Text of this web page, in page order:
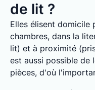
de lit ?
Elles élisent domicile
chambres, dans la
lit) et à proximité
est aussi possible de
pièces, d'où